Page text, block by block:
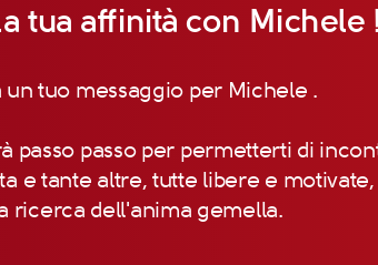
tua affinità con Michele
un tuo messaggio per Michele .
passo passo per permetterti di
e tante altre, tutte libere e
ricerca dell'anima gemella.